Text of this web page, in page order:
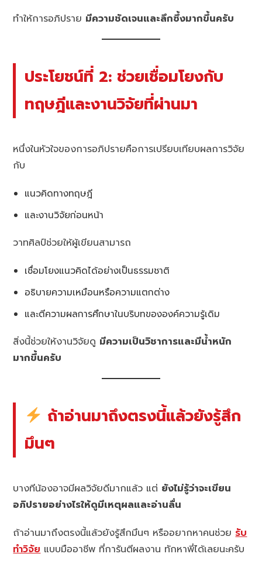
ทำให้การอภิปราย มีความชัดเจนและลึกซึ้งมากขึ้นครับ
ประโยชน์ที่ 2: ช่วยเชื่อมโยงกับ
ทฤษฎีและงานวิจัยที่ผ่านมา
หนึ่งในหัวใจของการอภิปรายคือการเปรียบเทียบผลการวิจัย
กับ
แนวคิดทางทฤษฎี
และงานวิจัยก่อนหน้า
วาทศิลป์ช่วยให้ผู้เขียนสามารถ
เชื่อมโยงแนวคิดได้อย่างเป็นธรรมชาติ
อธิบายความเหมือนหรือความแตกต่าง
และตีความผลการศึกษาในบริบทขององค์ความรู้เดิม
สิ่งนี้ช่วยให้งานวิจัยดู มีความเป็นวิชาการและมีน้ำหนัก
มากขึ้นครับ
ถ้าอ่านมาถึงตรงนี้แล้วยังรู้สึก
มึนๆ
บางทีน้องอาจมีผลวิจัยดีมากแล้ว แต่ ยังไม่รู้ว่าจะเขียน
อภิปรายอย่างไรให้ดูมีเหตุผลและอ่านลื่น
ถ้าอ่านมาถึงตรงนี้แล้วยังรู้สึกมึนๆ หรืออยากหาคนช่วยรับ
ทำวิจัยแบบมืออาชีพ ที่การันตีผลงาน ทักหาพี่ได้เลยนะครับ